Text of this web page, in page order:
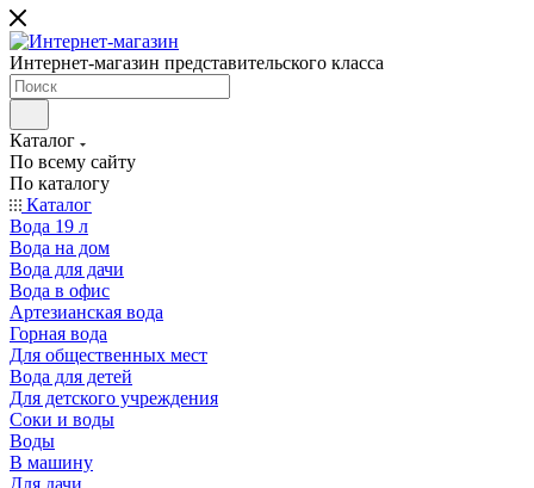
Интернет-магазин представительского класса
Каталог
По всему сайту
По каталогу
Каталог
Вода 19 л
Вода на дом
Вода для дачи
Вода в офис
Артезианская вода
Горная вода
Для общественных мест
Вода для детей
Для детского учреждения
Соки и воды
Воды
В машину
Для дачи